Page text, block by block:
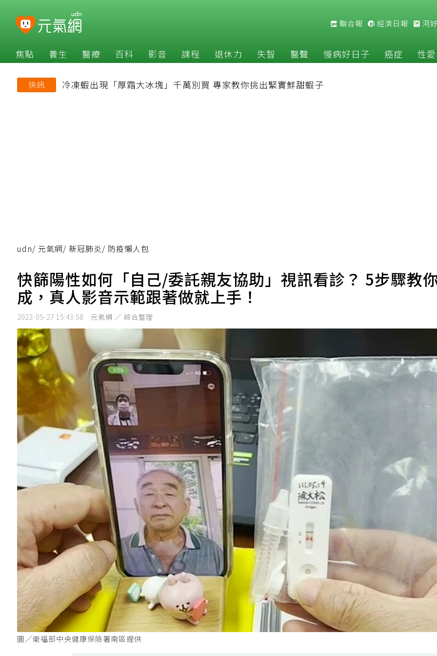
聯合報 經濟日報 河
焦點 養生 醫療 百科 影音 課程 退休力 失智 醫聲 慢病好日子 癌症 性愛
快訊 冷凍蝦出現「厚霜大冰塊」千萬別買 專家教你挑出緊實鮮甜蝦子
udn/ 元氣網/ 新冠肺炎/ 防疫懶人包
快篩陽性如何「自己/委託親友協助」視訊看診？ 5步驟教
成，真人影音示範跟著做就上手！
2022-05-27 15:43:58 元氣網 ／ 綜合整理
圖／衛福部中央健康保險署南區提供